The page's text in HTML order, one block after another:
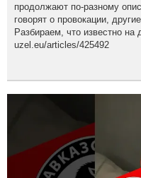
продолжают по-разному
говорят о провокации,
Разбираем, что известно
uzel.eu/articles/425492